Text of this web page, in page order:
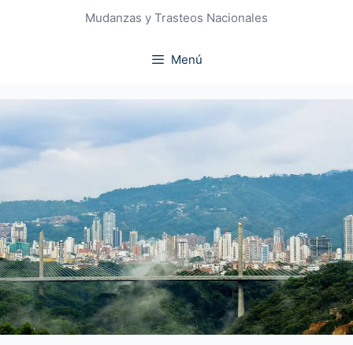
Mudanzas y Trasteos Nacionales
Menú